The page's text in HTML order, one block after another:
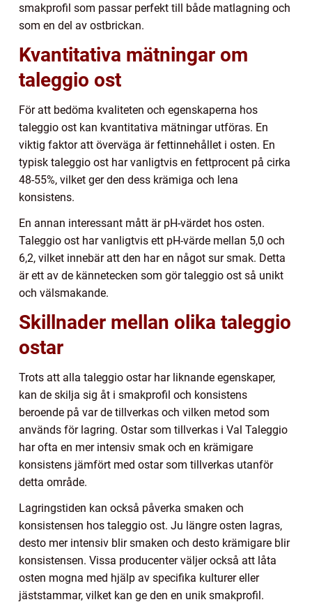
smakprofil som passar perfekt till både matlagning och
som en del av ostbrickan.
Kvantitativa mätningar om
taleggio ost
För att bedöma kvaliteten och egenskaperna hos
taleggio ost kan kvantitativa mätningar utföras. En
viktig faktor att överväga är fettinnehållet i osten. En
typisk taleggio ost har vanligtvis en fettprocent på cirka
48-55%, vilket ger den dess krämiga och lena
konsistens.
En annan interessant mått är pH-värdet hos osten.
Taleggio ost har vanligtvis ett pH-värde mellan 5,0 och
6,2, vilket innebär att den har en något sur smak. Detta
är ett av de kännetecken som gör taleggio ost så unikt
och välsmakande.
Skillnader mellan olika taleggio
ostar
Trots att alla taleggio ostar har liknande egenskaper,
kan de skilja sig åt i smakprofil och konsistens
beroende på var de tillverkas och vilken metod som
används för lagring. Ostar som tillverkas i Val Taleggio
har ofta en mer intensiv smak och en krämigare
konsistens jämfört med ostar som tillverkas utanför
detta område.
Lagringstiden kan också påverka smaken och
konsistensen hos taleggio ost. Ju längre osten lagras,
desto mer intensiv blir smaken och desto krämigare blir
konsistensen. Vissa producenter väljer också att låta
osten mogna med hjälp av specifika kulturer eller
jäststammar, vilket kan ge den en unik smakprofil.